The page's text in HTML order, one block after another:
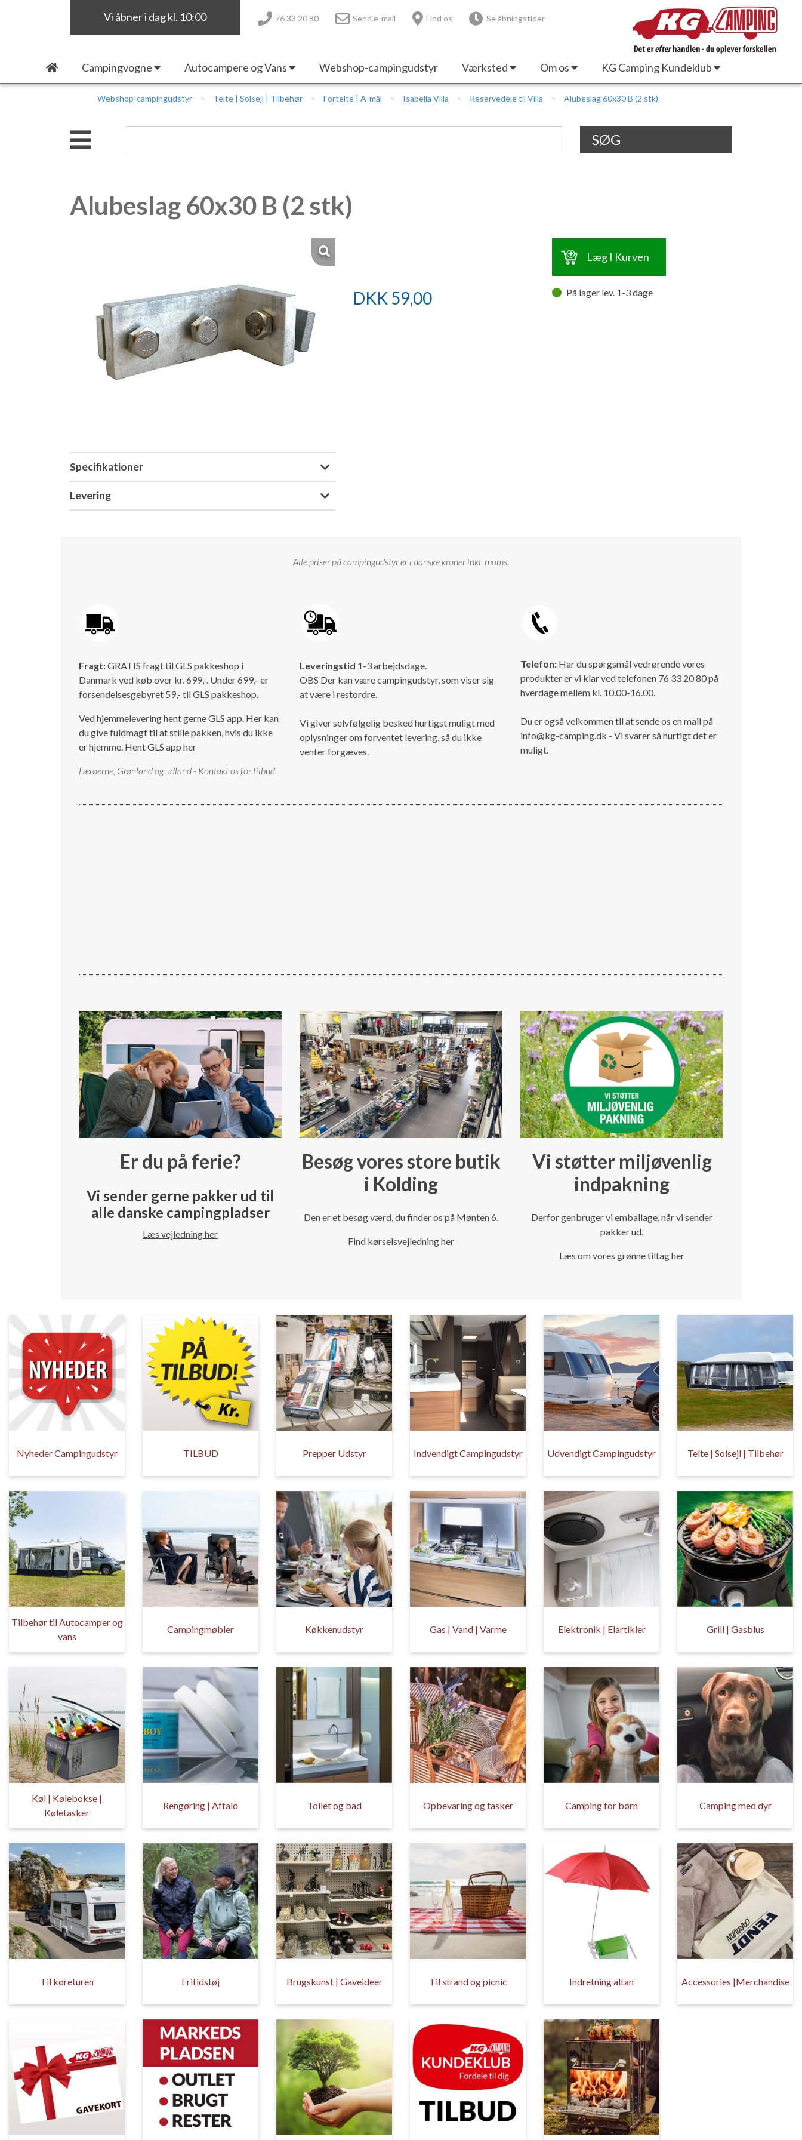
Vi åbner i dag kl. 10:00 76 33 20 80 Send e-mail Find os Se åbningstider
Campingvogne Autocampere og Vans Webshop-campingudstyr Værksted Om os KG Camping Kundeklub
Webshop-campingudstyr Telte | Solsejl | Tilbehør Fortelte | A-mål Isabella Villa Reservedele til Villa Alubeslag 60x30 B (2 stk)
SØG
Alubeslag 60x30 B (2 stk)
Specifikationer
Levering
Læg I Kurven
DKK 59,00 På lager lev. 1-3 dage
Alle priser på campingudstyr er i danske kroner inkl. moms.
Fragt:GRATIS fragt til GLS pakkeshop i
Danmark ved køb over kr. 699,-. Under 699,- er
forsendelsesgebyret 59,- til GLS pakkeshop.
Ved hjemmelevering hent gerne GLS app. Her kan
du give fuldmagt til at stille pakken, hvis du ikke
er hjemme. Hent GLS app her
Færøerne, Grønland og udland - Kontakt os for tilbud.
Leveringstid 1-3 arbejdsdage.
OBS Der kan være campingudstyr, som viser sig
at være i restordre.
Vi giver selvfølgelig besked hurtigst muligt med
oplysninger om forventet levering, så du ikke
venter forgæves.
Telefon: Har du spørgsmål vedrørende vores
produkter er vi klar ved telefonen 76 33 20 80 på
hverdage mellem kl. 10.00-16.00.
Du er også velkommen tll at sende os en mail på
info@kg-camping.dk - Vi svarer så hurtigt det er
muligt.
Er du på ferie?
Vi sender gerne pakker ud til
alle danske campingpladser
Læs vejledning her
Besøg vores store butik
i Kolding
Den er et besøg værd, du finder os på Mønten 6.
Find kørselsvejledning her
Vi støtter miljøvenlig
indpakning
Derfor genbruger vi emballage, når vi sender
pakker ud.
Læs om vores grønne tiltag her
Nyheder Campingudstyr TILBUD Prepper Udstyr Indvendigt Campingudstyr Udvendigt Campingudstyr Telte | Solsejl | Tilbehør
Tilbehør til Autocamper og
vans
Campingmøbler Køkkenudstyr Gas | Vand | Varme Elektronik | Elartikler Grill | Gasblus
Køl | Kølebokse |
Køletasker
Rengøring | Affald Toilet og bad Opbevaring og tasker Camping for børn Camping med dyr
Til køreturen Fritidstøj Brugskunst | Gaveideer Til strand og picnic Indretning altan Accessories |Merchandise